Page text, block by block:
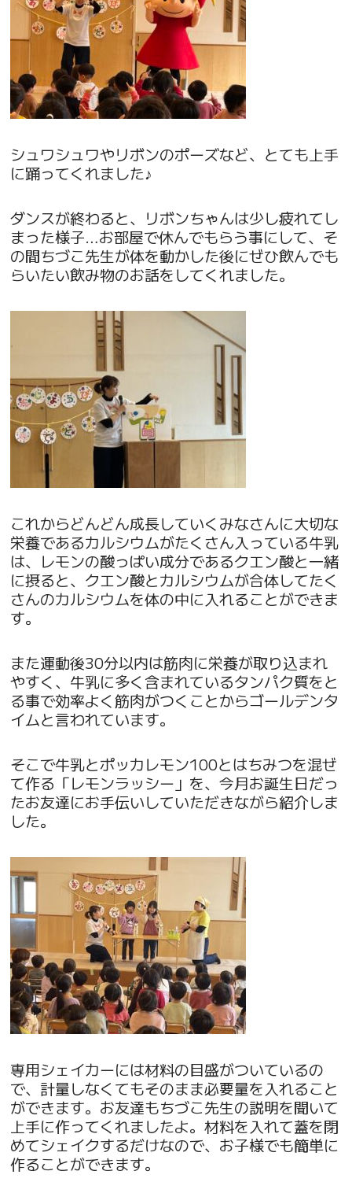
シュワシュワやリボンのポーズなど、とても上手
に踊ってくれました♪
ダンスが終わると、リボンちゃんは少し疲れてし
まった様子…お部屋で休んでもらう事にして、そ
の間ちづこ先生が体を動かした後にぜひ飲んでも
らいたい飲み物のお話をしてくれました。
これからどんどん成長していくみなさんに大切な
栄養であるカルシウムがたくさん入っている牛乳
は、レモンの酸っぱい成分であるクエン酸と一緒
に摂ると、クエン酸とカルシウムが合体してたく
さんのカルシウムを体の中に入れることができま
す。
また運動後30分以内は筋肉に栄養が取り込まれ
やすく、牛乳に多く含まれているタンパク質をと
る事で効率よく筋肉がつくことからゴールデンタ
イムと言われています。
そこで牛乳とポッカレモン100とはちみつを混ぜ
て作る「レモンラッシー」を、今月お誕生日だっ
たお友達にお手伝いしていただきながら紹介しま
した。
専用シェイカーには材料の目盛がついているの
で、計量しなくてもそのまま必要量を入れること
ができます。お友達もちづこ先生の説明を聞いて
上手に作ってくれましたよ。材料を入れて蓋を閉
めてシェイクするだけなので、お子様でも簡単に
作ることができます。